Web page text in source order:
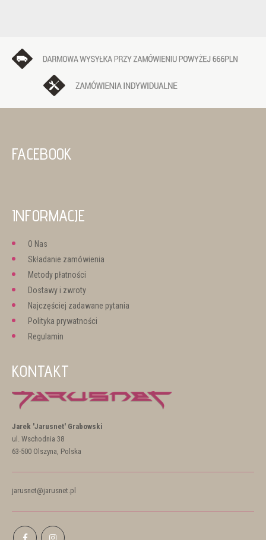
FACEBOOK
INFORMACJE
O Nas
Składanie zamówienia
Metody płatności
Dostawy i zwroty
Najczęściej zadawane pytania
Polityka prywatności
Regulamin
KONTAKT
Jarek 'Jarusnet' Grabowski
ul. Wschodnia 38
63-500 Olszyna, Polska
jarusnet@jarusnet.pl